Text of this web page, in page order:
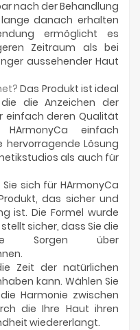
nach der Behandlung
danach erhalten
ermöglicht es
Zeitraum als bei
aussehender Haut
Das Produkt ist ideal
die Anzeichen der
einfach deren Qualität
einfach
Lösung
als auch für
Sie sich für HArmonyCa
das sicher und
ist. Die Formel wurde
sicher, dass Sie die
Sorgen über
Zeit der natürlichen
kann. Wählen Sie
Harmonie zwischen
die Ihre Haut ihren
wiedererlangt.